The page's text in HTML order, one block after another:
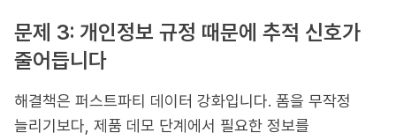
문제 3: 개인정보 규정 때문에 추적 신호가
줄어듭니다
해결책은 퍼스트파티 데이터 강화입니다. 폼을 무작정
늘리기보다, 제품 데모 단계에서 필요한 정보를